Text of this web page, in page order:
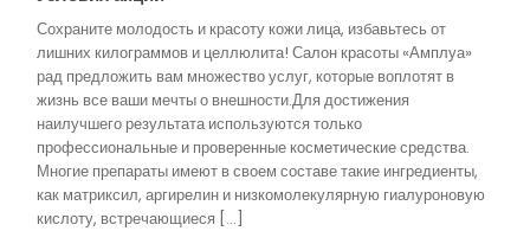
Сохраните молодость и красоту кожи лица, избавьтесь от
лишних килограммов и целлюлита! Салон красоты «Амплуа»
рад предложить вам множество услуг, которые воплотят в
жизнь все ваши мечты о внешности.Для достижения
наилучшего результата используются только
профессиональные и проверенные косметические средства.
Многие препараты имеют в своем составе такие ингредиенты,
как матриксил, аргирелин и низкомолекулярную гиалуроновую
кислоту, встречающиеся […]